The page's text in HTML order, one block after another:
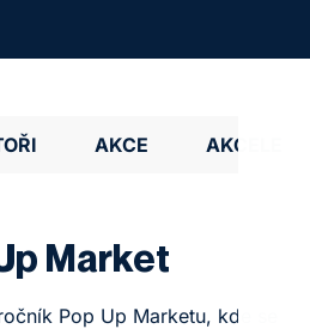
AKCE
Market
Pop Up Marketu, kde se